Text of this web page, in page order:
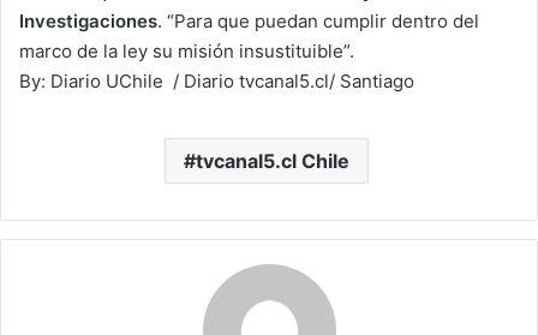
Investigaciones. “Para que puedan cumplir dentro del
marco de la ley su misión insustituible”.
By: Diario UChile / Diario tvcanal5.cl/ Santiago
tvcanal5.cl Chile